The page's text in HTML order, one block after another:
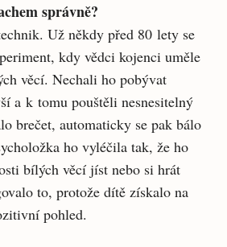
správně?
Už někdy před 80 lety se
kdy vědci kojenci uměle
věcí. Nechali ho pobývat
a k tomu pouštěli nesnesitelný
brečet, automaticky se pak bálo
ho vyléčila tak, že ho
bílých věcí jíst nebo si hrát
to, protože dítě získalo na
pohled.